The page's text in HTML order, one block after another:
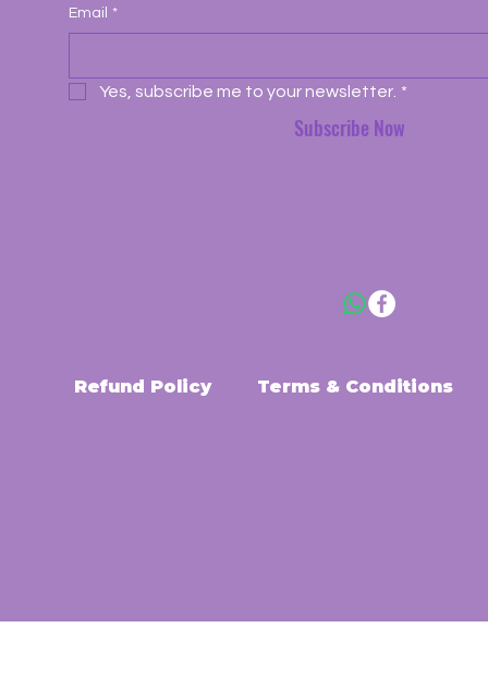
Email *
Yes, subscribe me to your newsletter. *
Subscribe Now
Refund Policy Terms & Conditions